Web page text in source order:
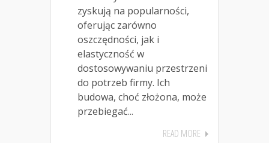
zyskują na popularności,
oferując zarówno
oszczędności, jak i
elastyczność w
dostosowywaniu przestrzeni
do potrzeb firmy. Ich
budowa, choć złożona, może
przebiegać...
READ MORE